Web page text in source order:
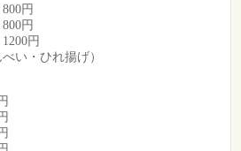
円
円
円
い・ひれ揚げ）